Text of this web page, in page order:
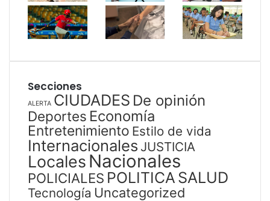
Secciones
ALERTA CIUDADES De opinión
Deportes Economía
Entretenimiento Estilo de vida
Internacionales JUSTICIA
Locales Nacionales
POLICIALES POLITICA SALUD
Tecnología Uncategorized